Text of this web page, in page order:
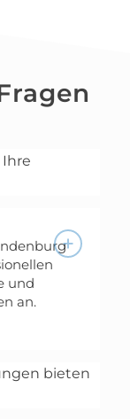
und
an.
bieten